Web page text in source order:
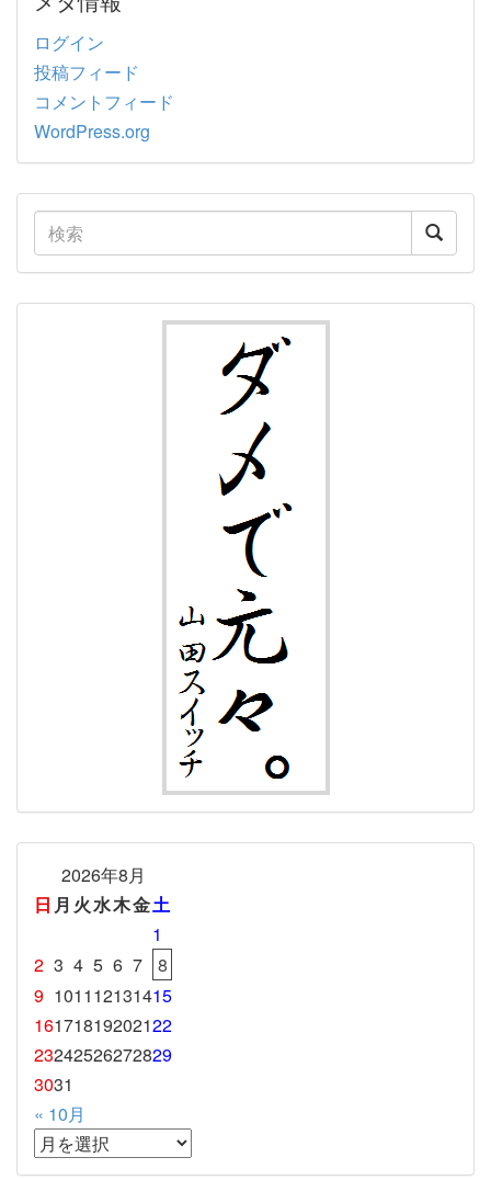
ログイン
投稿フィード
コメントフィード
WordPress.org
2026年8月
日 月 火水木金土
1
2 3 4 5 6 7
8
9 101112131415
16171819202122
23242526272829
3031
« 10月